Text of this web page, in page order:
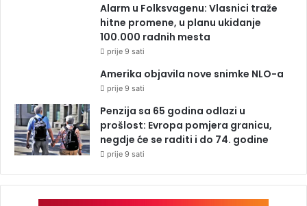
Alarm u Folksvagenu: Vlasnici traže
hitne promene, u planu ukidanje
100.000 radnih mesta
prije 9 sati
Amerika objavila nove snimke NLO-a
prije 9 sati
Penzija sa 65 godina odlazi u
prošlost: Evropa pomjera granicu,
negdje će se raditi i do 74. godine
prije 9 sati